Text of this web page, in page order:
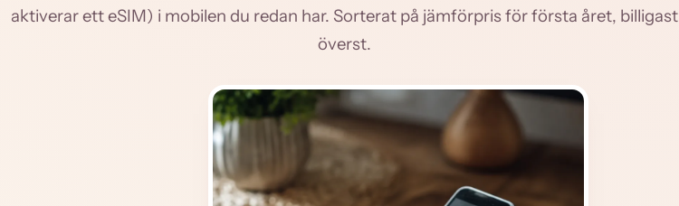
aktiverar ett eSIM) i mobilen du redan har. Sorterat på jämförpris för första året, billigast
överst.